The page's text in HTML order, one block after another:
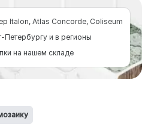
Italon, Atlas Concorde, Coliseum
Петербургу и в регионы
на нашем складе